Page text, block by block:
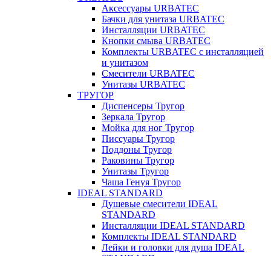
Аксессуары URBATEC
Бачки для унитаза URBATEC
Инсталляции URBATEC
Кнопки смыва URBATEC
Комплекты URBATEC с инсталляцией
и унитазом
Смесители URBATEC
Унитазы URBATEC
ТРУГОР
Диспенсеры Тругор
Зеркала Тругор
Мойка для ног Тругор
Писсуары Тругор
Поддоны Тругор
Раковины Тругор
Унитазы Тругор
Чаша Генуя Тругор
IDEAL STANDARD
Душевые смесители IDEAL
STANDARD
Инсталляции IDEAL STANDARD
Комплекты IDEAL STANDARD
Лейки и головки для душа IDEAL